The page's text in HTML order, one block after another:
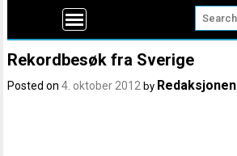
Rekordbesøk fra Sverige
Posted on4. oktober 2012 by Redaksjonen